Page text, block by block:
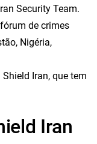
Security Team.
de crimes
Nigéria,
Iran, que tem
Iran